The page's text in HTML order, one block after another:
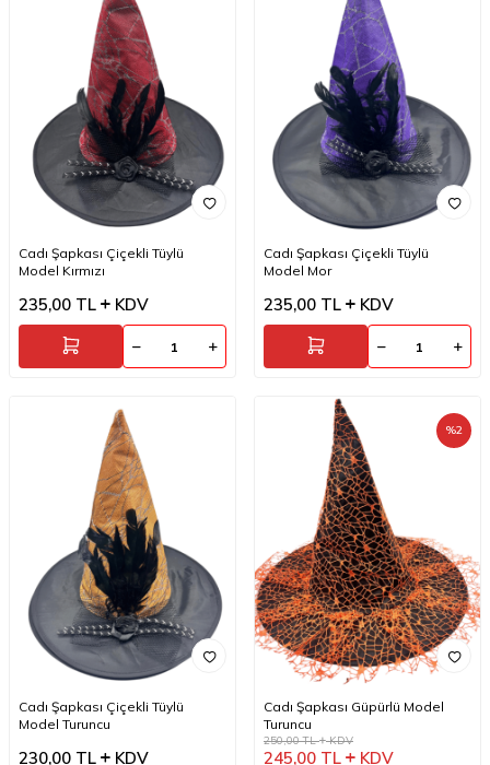
Cadı Şapkası Çiçekli Tüylü
Model Kırmızı
235,00 TL KDV
Cadı Şapkası Çiçekli Tüylü
Model Mor
235,00 TL KDV
Cadı Şapkası Çiçekli Tüylü
Model Turuncu
230,00 TL KDV
%2
Cadı Şapkası Güpürlü Model
Turuncu
250,00TL KDV
245,00 TL KDV